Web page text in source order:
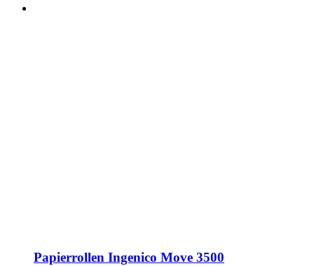
Papierrollen Ingenico Move 3500